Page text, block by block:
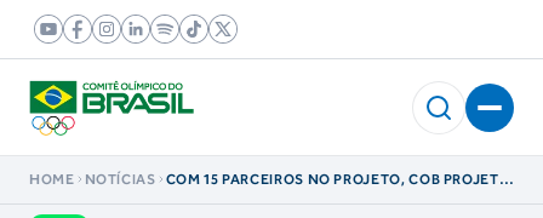
HOME NOTÍCIAS
COM 15 PARCEIROS NO PROJETO, COB PROJETA